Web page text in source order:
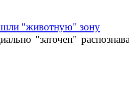
"животную" зону
"заточен"